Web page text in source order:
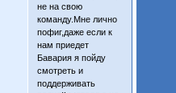
не на свою
команду.Мне лично
пофиг,даже если к
нам приедет
Бавария я пойду
смотреть и
поддерживать